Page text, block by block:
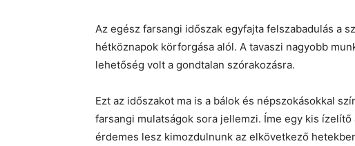
Az egész farsangi időszak egyfajta felszabadulás a
hétköznapok körforgása alól. A tavaszi nagyobb
lehetőség volt a gondtalan szórakozásra.
Ezt az időszakot ma is a bálok és népszokásokkal
farsangi mulatságok sora jellemzi. Íme egy kis
érdemes lesz kimozdulnunk az elkövetkező